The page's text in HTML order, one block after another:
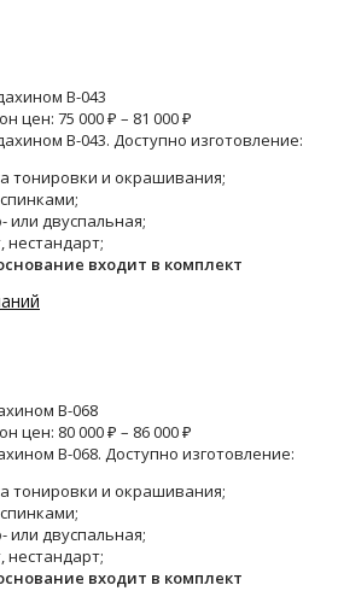
B-043
цен: 75 000 ₽ – 81 000 ₽
B-043. Доступно изготовление:
тонировки и окрашивания;
или двуспальная;
нестандарт;
входит в комплект
B-068
цен: 80 000 ₽ – 86 000 ₽
B-068. Доступно изготовление:
тонировки и окрашивания;
или двуспальная;
нестандарт;
входит в комплект